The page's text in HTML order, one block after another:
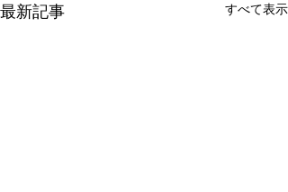
最新記事 すべて表示